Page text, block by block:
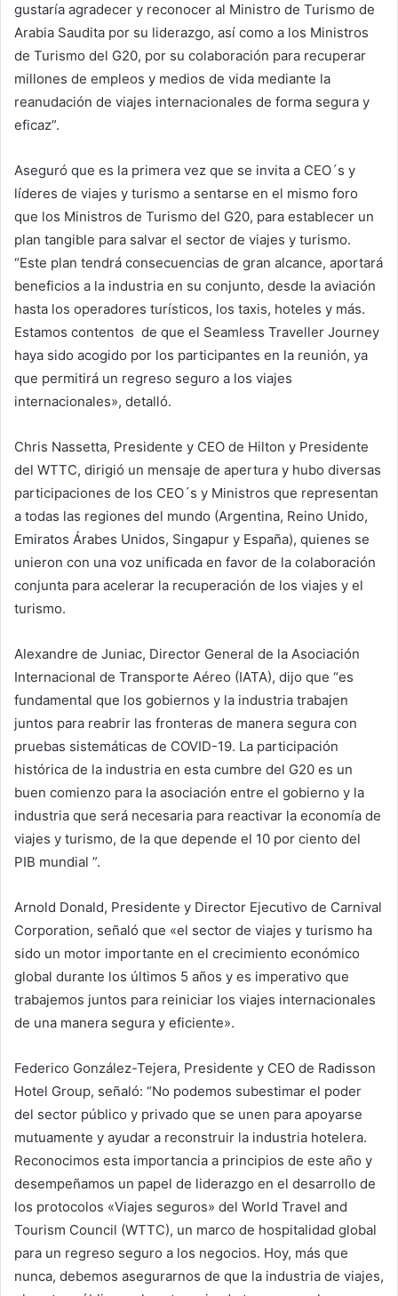
gustaría agradecer y reconocer al Ministro de Turismo de
Arabia Saudita por su liderazgo, así como a los Ministros
de Turismo del G20, por su colaboración para recuperar
millones de empleos y medios de vida mediante la
reanudación de viajes internacionales de forma segura y
eficaz”.
Aseguró que es la primera vez que se invita a CEO´s y
líderes de viajes y turismo a sentarse en el mismo foro
que los Ministros de Turismo del G20, para establecer un
plan tangible para salvar el sector de viajes y turismo.
“Este plan tendrá consecuencias de gran alcance, aportará
beneficios a la industria en su conjunto, desde la aviación
hasta los operadores turísticos, los taxis, hoteles y más.
Estamos contentos de que el Seamless Traveller Journey
haya sido acogido por los participantes en la reunión, ya
que permitirá un regreso seguro a los viajes
internacionales», detalló.
Chris Nassetta, Presidente y CEO de Hilton y Presidente
del WTTC, dirigió un mensaje de apertura y hubo diversas
participaciones de los CEO´s y Ministros que representan
a todas las regiones del mundo (Argentina, Reino Unido,
Emiratos Árabes Unidos, Singapur y España), quienes se
unieron con una voz unificada en favor de la colaboración
conjunta para acelerar la recuperación de los viajes y el
turismo.
Alexandre de Juniac, Director General de la Asociación
Internacional de Transporte Aéreo (IATA), dijo que “es
fundamental que los gobiernos y la industria trabajen
juntos para reabrir las fronteras de manera segura con
pruebas sistemáticas de COVID-19. La participación
histórica de la industria en esta cumbre del G20 es un
buen comienzo para la asociación entre el gobierno y la
industria que será necesaria para reactivar la economía de
viajes y turismo, de la que depende el 10 por ciento del
PIB mundial ”.
Arnold Donald, Presidente y Director Ejecutivo de Carnival
Corporation, señaló que «el sector de viajes y turismo ha
sido un motor importante en el crecimiento económico
global durante los últimos 5 años y es imperativo que
trabajemos juntos para reiniciar los viajes internacionales
de una manera segura y eficiente».
Federico González-Tejera, Presidente y CEO de Radisson
Hotel Group, señaló: “No podemos subestimar el poder
del sector público y privado que se unen para apoyarse
mutuamente y ayudar a reconstruir la industria hotelera.
Reconocimos esta importancia a principios de este año y
desempeñamos un papel de liderazgo en el desarrollo de
los protocolos «Viajes seguros» del World Travel and
Tourism Council (WTTC), un marco de hospitalidad global
para un regreso seguro a los negocios. Hoy, más que
nunca, debemos asegurarnos de que la industria de viajes,